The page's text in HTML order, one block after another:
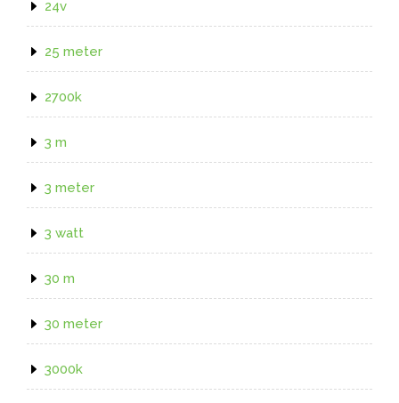
24v
25 meter
2700k
3 m
3 meter
3 watt
30 m
30 meter
3000k